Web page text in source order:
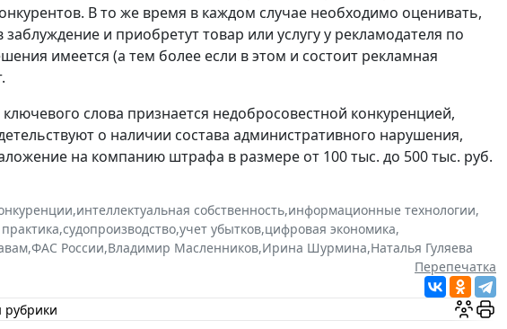
В то же время в каждом случае необходимо оценивать,
и приобретут товар или услугу у рекламодателя по
имеется (а тем более если в этом и состоит рекламная
слова признается недобросовестной конкуренцией,
о наличии состава административного нарушения,
на компанию штрафа в размере от 100 тыс. до 500 тыс. руб.
,интеллектуальная собственность,информационные технологии,
,судопроизводство,учет убытков,цифровая экономика,
,ФАС России,Владимир Масленников,Ирина Шурмина,Наталья Гуляева
Перепечатка
рубрики